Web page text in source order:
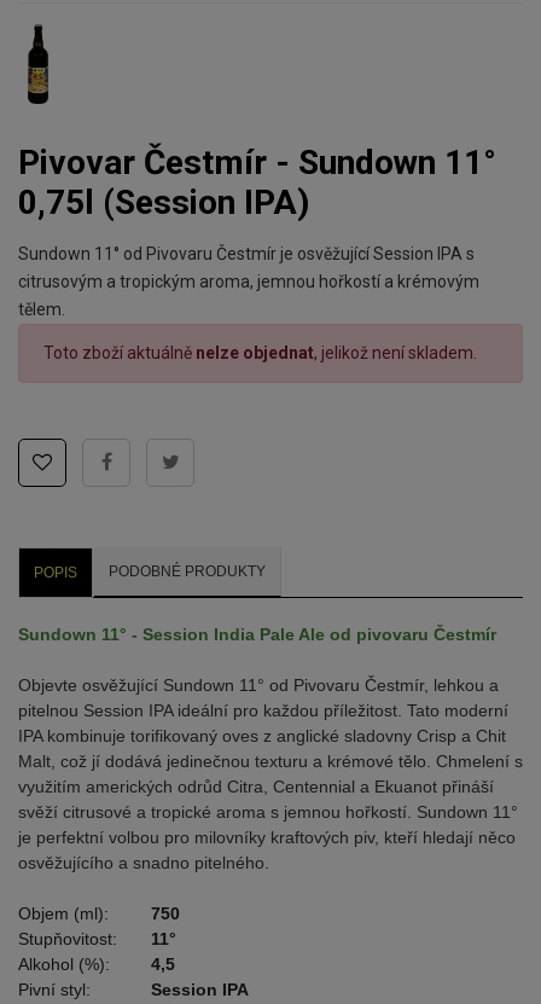
Pivovar Čestmír - Sundown 11°
0,75l (Session IPA)
Sundown 11° od Pivovaru Čestmír je osvěžující Session IPA s
citrusovým a tropickým aroma, jemnou hořkostí a krémovým
tělem.
Toto zboží aktuálně nelze objednat, jelikož není skladem.
POPIS PODOBNÉ PRODUKTY
Sundown 11° - Session India Pale Ale od pivovaru Čestmír
Objevte osvěžující Sundown 11° od Pivovaru Čestmír, lehkou a
pitelnou Session IPA ideální pro každou příležitost. Tato moderní
IPA kombinuje torifikovaný oves z anglické sladovny Crisp a Chit
Malt, což jí dodává jedinečnou texturu a krémové tělo. Chmelení s
využitím amerických odrůd Citra, Centennial a Ekuanot přináší
svěží citrusové a tropické aroma s jemnou hořkostí. Sundown 11°
je perfektní volbou pro milovníky kraftových piv, kteří hledají něco
osvěžujícího a snadno pitelného.
Objem (ml):
750
Stupňovitost:
11°
Alkohol (%):
4,5
Pivní styl:
Session IPA